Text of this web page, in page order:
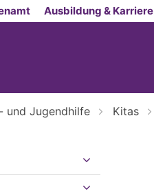
Ausbildung & Karriere
und Jugendhilfe Kitas